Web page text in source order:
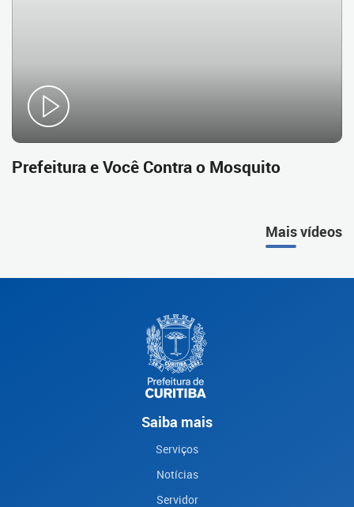
Prefeitura e Você Contra o Mosquito
Mais vídeos
Saiba mais
Serviços
Notícias
Servidor